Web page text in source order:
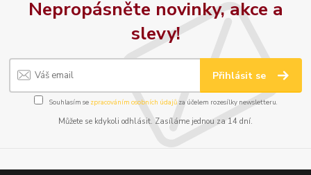
Nepropásněte novinky, akce a
slevy!
Přihlásit se
Souhlasím se zpracováním osobních údajůza účelem rozesílky newsletteru.
Můžete se kdykoli odhlásit. Zasíláme jednou za 14 dní.